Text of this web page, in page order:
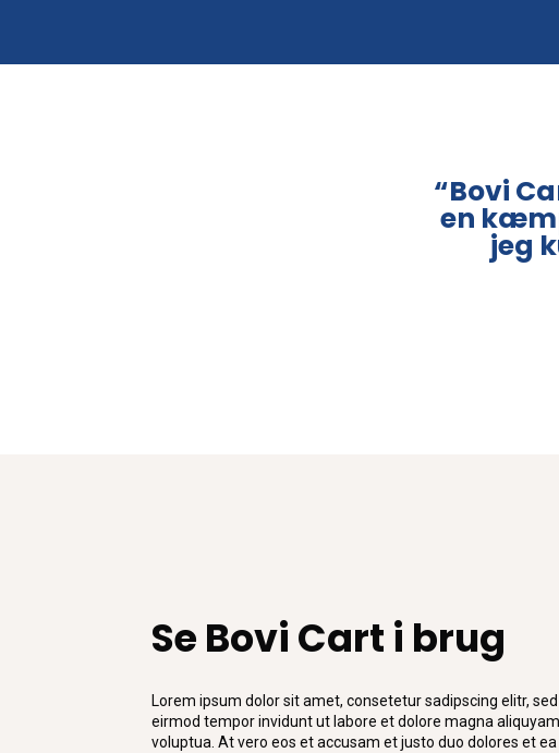
“Bovi
en
jeg
Se Bovi Cart i brug
Lorem ipsum dolor sit amet, consetetur sadipscing elitr,
eirmod tempor invidunt ut labore et dolore magna
voluptua. At vero eos et accusam et justo duo dolores et